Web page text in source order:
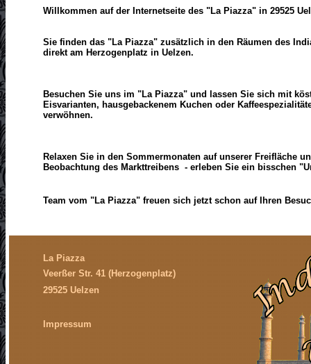
Willkommen auf der Internetseite des "La Piazza" in 29525
Sie finden das "La Piazza" zusätzlich in den Räumen des
direkt am Herzogenplatz in Uelzen.
Besuchen Sie uns im "La Piazza" und lassen Sie sich mit
Eisvarianten, hausgebackenem Kuchen oder
verwöhnen.
Relaxen Sie in den Sommermonaten auf unserer Freifläche
Beobachtung des Markttreibens - erleben Sie ein bisschen
Team vom "La Piazza" freuen sich jetzt schon auf Ihren
La Piazza
Veerßer Str. 41 (Herzogenplatz)
29525 Uelzen
mpressum